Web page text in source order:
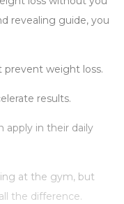
revealing guide, you
prevent weight loss.
results.
apply in their daily
at the gym, but
the difference.